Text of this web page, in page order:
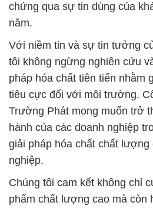
chứng qua sự tin dùng của
năm.
Với niềm tin và sự tin tưởng
tôi không ngừng nghiên cứu
pháp hóa chất tiên tiến nhằm
tiêu cực đối với môi trường.
Trường Phát mong muốn trở
hành của các doanh nghiệp
giải pháp hóa chất chất lượng
nghiệp.
Chúng tôi cam kết không chỉ
phẩm chất lượng cao mà còn